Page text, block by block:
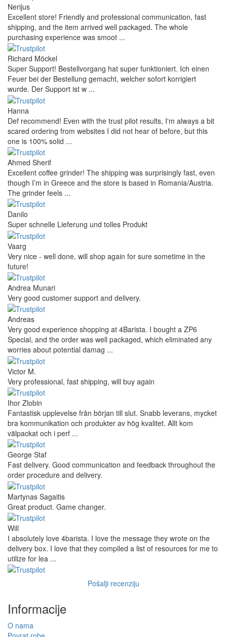
Nerijus
Excellent store! Friendly and professional communication, fast
shipping, and the item arrived well packaged. The whole
purchasing experience was smoot ...
Richard Möckel
Super Support! Bestellvorgang hat super funktioniert. Ich einen
Feuer bei der Bestellung gemacht, welcher sofort korrigiert
wurde. Der Support ist w ...
Hanna
Def recommend! Even with the trust pilot results, I'm always a bit
scared ordering from websites I did not hear of before, but this
one is 100% solid ...
Ahmed Sherif
Excellent coffee grinder! The shipping was surprisingly fast, even
though I’m in Greece and the store is based in Romania/Austria.
The grinder feels ...
Danilo
Super schnelle Lieferung und tolles Produkt
Vaarg
Very nice - well done, will shop again for sure sometime in the
future!
Andrea Munari
Very good customer support and delivery.
Andreas
Very good experience shopping at 4Barista. I bought a ZP6
Special, and the order was well packaged, which eliminated any
worries about potential damag ...
Victor M.
Very professional, fast shipping, will buy again
Ihor Zlobin
Fantastisk upplevelse från början till slut. Snabb leverans, mycket
bra kommunikation och produkter av hög kvalitet. Allt kom
välpackat och i perf ...
George Staf
Fast delivery. Good communication and feedback throughout the
order procedure and delivery.
Martynas Sagaitis
Great product. Game changer.
Will
I absolutely love 4barista. I love the message they wrote on the
delivery box. I love that they compiled a list of resources for me to
utilize for lea ...
Pošalji recenziju
Informacije
O nama